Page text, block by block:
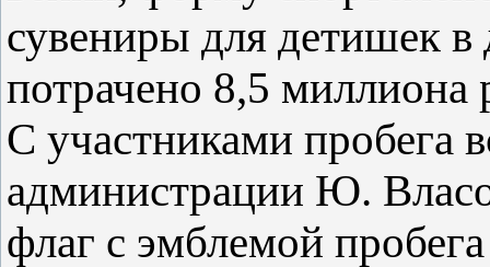
сувениры для детишек в
потрачено 8,5 миллиона
С участниками пробега
администрации Ю.
флаг с эмблемой